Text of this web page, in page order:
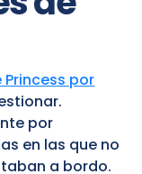
por
por
en las que no
a bordo.